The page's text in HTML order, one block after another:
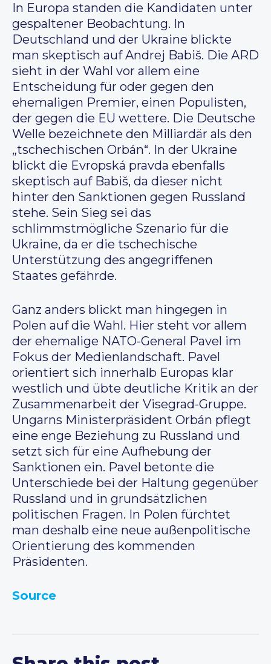
In Europa standen die Kandidaten unter
gespaltener Beobachtung. In
Deutschland und der Ukraine blickte
man skeptisch auf Andrej Babiš. Die ARD
sieht in der Wahl vor allem eine
Entscheidung für oder gegen den
ehemaligen Premier, einen Populisten,
der gegen die EU wettere. Die Deutsche
Welle bezeichnete den Milliardär als den
„tschechischen Orbán“. In der Ukraine
blickt die Evropská pravda ebenfalls
skeptisch auf Babiš, da dieser nicht
hinter den Sanktionen gegen Russland
stehe. Sein Sieg sei das
schlimmstmögliche Szenario für die
Ukraine, da er die tschechische
Unterstützung des angegriffenen
Staates gefährde.
Ganz anders blickt man hingegen in
Polen auf die Wahl. Hier steht vor allem
der ehemalige NATO-General Pavel im
Fokus der Medienlandschaft. Pavel
orientiert sich innerhalb Europas klar
westlich und übte deutliche Kritik an der
Zusammenarbeit der Visegrad-Gruppe.
Ungarns Ministerpräsident Orbán pflegt
eine enge Beziehung zu Russland und
setzt sich für eine Aufhebung der
Sanktionen ein. Pavel betonte die
Unterschiede bei der Haltung gegenüber
Russland und in grundsätzlichen
politischen Fragen. In Polen fürchtet
man deshalb eine neue außenpolitische
Orientierung des kommenden
Präsidenten.
Source